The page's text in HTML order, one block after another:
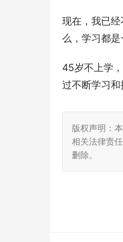
现在，我已
么，学习都是
45岁不上学
过不断学习和
版权声明：
相关法律责
删除。